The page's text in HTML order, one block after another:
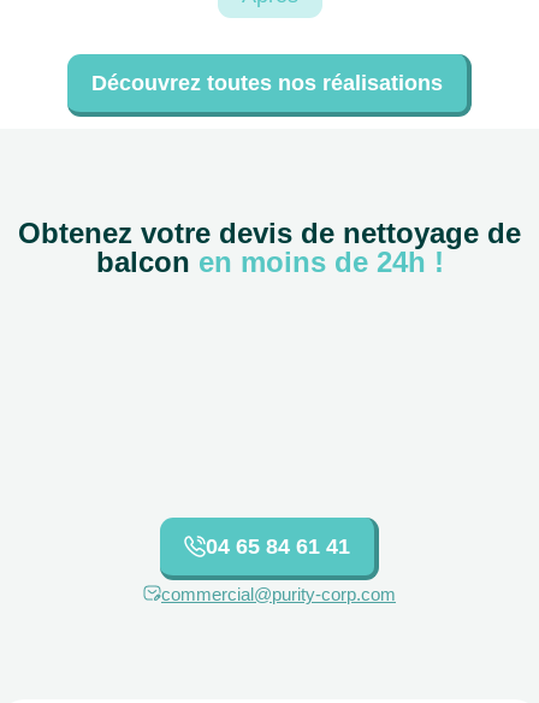
Découvrez toutes nos réalisations
Obtenez votre devis de nettoyage de
balcon en moins de 24h !
04 65 84 61 41
commercial@purity-corp.com